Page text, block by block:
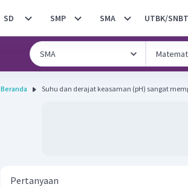
SD SMP SMA UTBK/SNBT
Beranda Suhu dan derajat keasaman (pH) sangat
Pertanyaan